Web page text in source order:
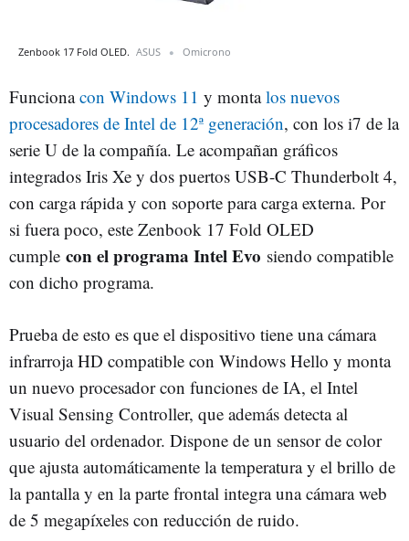
Zenbook 17 Fold OLED. ASUS Omicrono
Funcionacon Windows 11 y montalos nuevos
procesadores de Intel de 12ª generación, con los i7 de la
serie U de la compañía. Le acompañan gráficos
integrados Iris Xe y dos puertos USB-C Thunderbolt 4,
con carga rápida y con soporte para carga externa. Por
si fuera poco, este Zenbook 17 Fold OLED
cumple con el programa Intel Evo siendo compatible
con dicho programa.
Prueba de esto es que el dispositivo tiene una cámara
infrarroja HD compatible con Windows Hello y monta
un nuevo procesador con funciones de IA, el Intel
Visual Sensing Controller, que además detecta al
usuario del ordenador. Dispone de un sensor de color
que ajusta automáticamente la temperatura y el brillo de
la pantalla y en la parte frontal integra una cámara web
de 5 megapíxeles con reducción de ruido.